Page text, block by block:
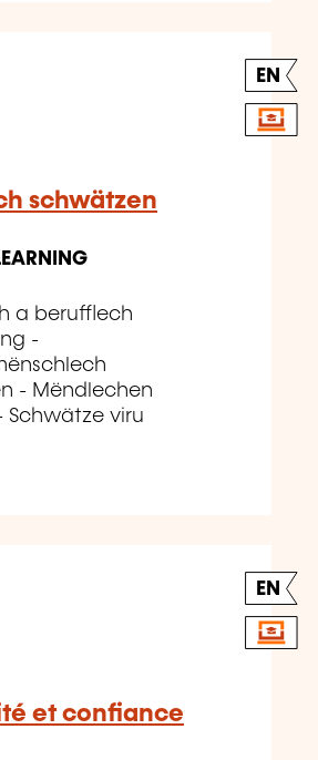
EN
schwätzen
a berufflech
-
- Mëndlechen
Schwätze viru
EN
et confiance